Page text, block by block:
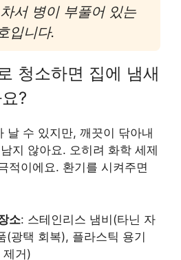
서 병이 부풀어 있는
입니다.
청소하면 집에 냄새
?
날 수 있지만, 깨끗이 닦아내
지 않아요. 오히려 화학 세제
적이에요. 환기를 시켜주면
소: 스테인리스 냄비(타닌 자
(광택 회복), 플라스틱 용기
제거)